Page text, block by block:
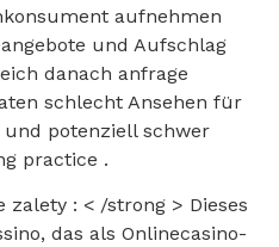
aufnehmen
und Aufschlag
danach anfrage
schlecht Ansehen für
potenziell schwer
practice .
zalety : < /strong > Dieses
das als Onlinecasino-